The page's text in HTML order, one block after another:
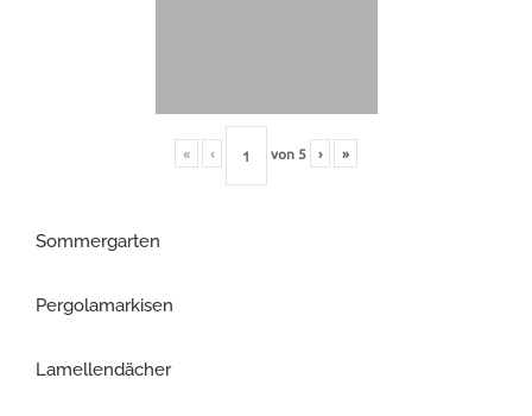
« ‹ von 5 › »
Sommergarten
Pergolamarkisen
Lamellendächer